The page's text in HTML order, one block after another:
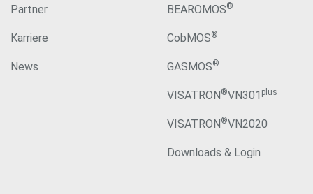
Partner
Karriere
News
BEAROMOS®
CobMOS®
GASMOS®
VISATRON®VN301 plus
VISATRON®VN2020
Downloads & Login